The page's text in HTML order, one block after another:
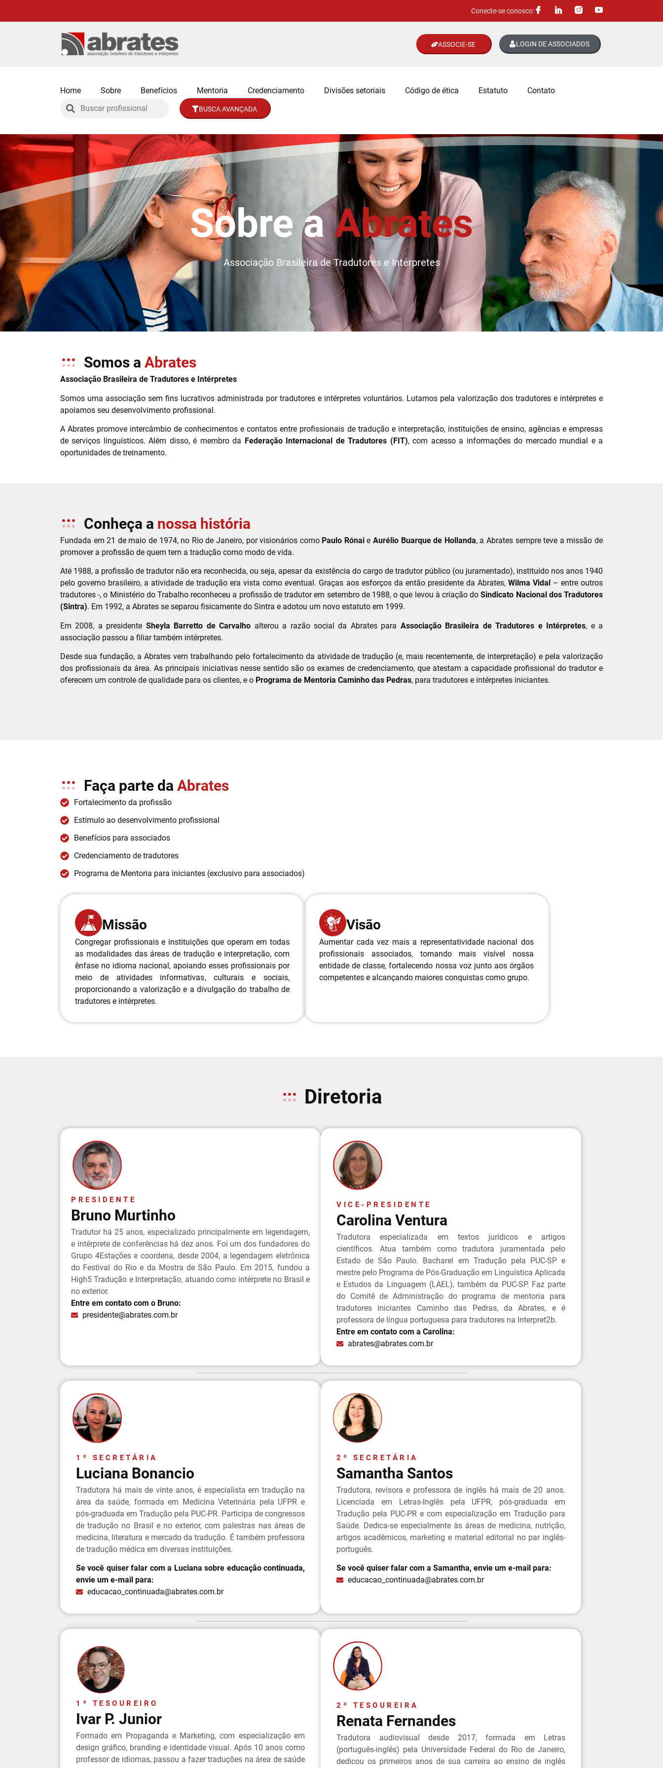
Conecte-se conosco:
ASSOCIE-SE LOGIN DE ASSOCIADOS
Home Sobre Benefícios Mentoria Credenciamento Divisões setoriais Código de ética Estatuto Contato
BUSCA AVANÇADA
Sobre aAbrates
Associação Brasileira de Tradutores e Intérpretes
Somos a Abrates
Associação Brasileira de Tradutores e Intérpretes
Somos uma associação sem fins lucrativos administrada por tradutores e intérpretes voluntários. Lutamos pela valorização dos tradutores e intérpretes e
apoiamos seu desenvolvimento profissional.
A Abrates promove intercâmbio de conhecimentos e contatos entre profissionais de tradução e interpretação, instituições de ensino, agências e empresas
de serviços linguísticos. Além disso, é membro da Federação Internacional de Tradutores (FIT), com acesso a informações do mercado mundial e a
oportunidades de treinamento.
Conheça a nossa história
Fundada em 21 de maio de 1974, no Rio de Janeiro, por visionários como Paulo RónaieAurélio Buarque de Hollanda, a Abrates sempre teve a missão de
promover a profissão de quem tem a tradução como modo de vida.
Até 1988, a profissão de tradutor não era reconhecida, ou seja, apesar da existência do cargo de tradutor público (ou juramentado), instituído nos anos 1940
pelo governo brasileiro, a atividade de tradução era vista como eventual. Graças aos esforços da então presidente da Abrates, Wilma Vidal – entre outros
tradutores -, o Ministério do Trabalho reconheceu a profissão de tradutor em setembro de 1988, o que levou à criação doSindicato Nacional dos Tradutores
(Sintra). Em 1992, a Abrates se separou fisicamente do Sintra e adotou um novo estatuto em 1999.
Em 2008, a presidente Sheyla Barretto de Carvalho alterou a razão social da Abrates para Associação Brasileira de Tradutores e Intérpretes, e a
associação passou a filiar também intérpretes.
Desde sua fundação, a Abrates vem trabalhando pelo fortalecimento da atividade de tradução (e, mais recentemente, de interpretação) e pela valorização
dos profissionais da área. As principais iniciativas nesse sentido são os exames de credenciamento, que atestam a capacidade profissional do tradutor e
oferecem um controle de qualidade para os clientes, e o Programa de Mentoria Caminho das Pedras, para tradutores e intérpretes iniciantes.
Faça parte da Abrates
Fortalecimento da profissão
Estímulo ao desenvolvimento profissional
Benefícios para associados
Credenciamento de tradutores
Programa de Mentoria para iniciantes (exclusivo para associados)
Missão
Congregar profissionais e instituições que operam em todas
as modalidades das áreas de tradução e interpretação, com
ênfase no idioma nacional, apoiando esses profissionais por
meio de atividades informativas, culturais e sociais,
proporcionando a valorização e a divulgação do trabalho de
tradutores e intérpretes.
Visão
Aumentar cada vez mais a representatividade nacional dos
profissionais associados, tornando mais visível nossa
entidade de classe, fortalecendo nossa voz junto aos órgãos
competentes e alcançando maiores conquistas como grupo.
Diretoria
PRESIDENTE
Bruno Murtinho
Tradutor há 25 anos, especializado principalmente em legendagem,
e intérprete de conferências há dez anos. Foi um dos fundadores do
Grupo 4Estações e coordena, desde 2004, a legendagem eletrônica
do Festival do Rio e da Mostra de São Paulo. Em 2015, fundou a
High5 Tradução e Interpretação, atuando como intérprete no Brasil e
no exterior.
Entre em contato com o Bruno:
presidente@abrates.com.br
VICE-PRESIDENTE
Carolina Ventura
Tradutora especializada em textos jurídicos e artigos
científicos. Atua também como tradutora juramentada pelo
Estado de São Paulo. Bacharel em Tradução pela PUC-SP e
mestre pelo Programa de Pós-Graduação em Linguística Aplicada
e Estudos da Linguagem (LAEL), também da PUC-SP. Faz parte
do Comitê de Administração do programa de mentoria para
tradutores iniciantes Caminho das Pedras, da Abrates, e é
professora de língua portuguesa para tradutores na Interpret2b.
Entre em contato com a Carolina:
abrates@abrates.com.br
1ª SECRETÁRIA
Luciana Bonancio
Tradutora há mais de vinte anos, é especialista em tradução na
área da saúde, formada em Medicina Veterinária pela UFPR e
pós-graduada em Tradução pela PUC-PR. Participa de congressos
de tradução no Brasil e no exterior, com palestras nas áreas de
medicina, literatura e mercado da tradução. É também professora
de tradução médica em diversas instituições.
Se você quiser falar com a Luciana sobre educação continuada,
envie um e-mail para:
educacao_continuada@abrates.com.br
2ª SECRETÁRIA
Samantha Santos
Tradutora, revisora e professora de inglês há mais de 20 anos.
Licenciada em Letras-Inglês pela UFPR, pós-graduada em
Tradução pela PUC-PR e com especialização em Tradução para
Saúde. Dedica-se especialmente às áreas de medicina, nutrição,
artigos acadêmicos, marketing e material editorial no par inglês-
português.
Se você quiser falar com a Samantha, envie um e-mail para:
educacao_continuada@abrates.com.br
1ª TESOUREIRO
Ivar P. Junior
Formado em Propaganda e Marketing, com especialização em
design gráfico, branding e identidade visual. Após 10 anos como
professor de idiomas, passou a fazer traduções na área de saúde
2ª TESOUREIRA
Renata Fernandes
Tradutora audiovisual desde 2017, formada em Letras
(português-inglês) pela Universidade Federal do Rio de Janeiro,
dedicou os primeiros anos de sua carreira ao ensino de inglês